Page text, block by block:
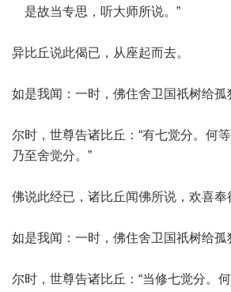
是故当专思，听大师所说。”
异比丘说此偈已，从座起而去。
如是我闻：一时，佛住舍卫国祇树给孤
尔时，世尊告诸比丘：“有七觉分。何
乃至舍觉分。”
佛说此经已，诸比丘闻佛所说，欢喜奉
如是我闻：一时，佛住舍卫国祇树给孤
尔时，世尊告诸比丘：“当修七觉分。